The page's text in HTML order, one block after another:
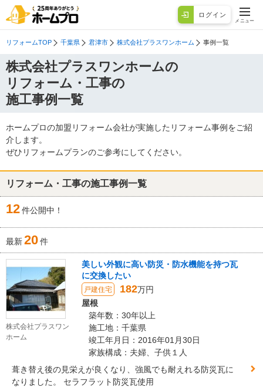
ログイン
メニュー
リフォームTOP 千葉県 君津市 株式会社プラスワンホーム 事例一覧
株式会社プラスワンホームの
リフォーム・工事の
施工事例一覧
ホームプロの加盟リフォーム会社が実施したリフォーム事例をご紹
介します。
ぜひリフォームプランのご参考にしてください。
リフォーム・工事の施工事例一覧
12件公開中！
最新20件
株式会社プラスワン
ホーム
美しい外観に高い防災・防水機能を持つ瓦
に交換したい
戸建住宅 182万円
屋根
築年数：30年以上
施工地：千葉県
竣工年月日：2016年01月30日
家族構成：夫婦、子供１人
葺き替え後の見栄えが良くなり、強風でも耐えれる防災瓦に
なりました。 セラフラット防災瓦使用